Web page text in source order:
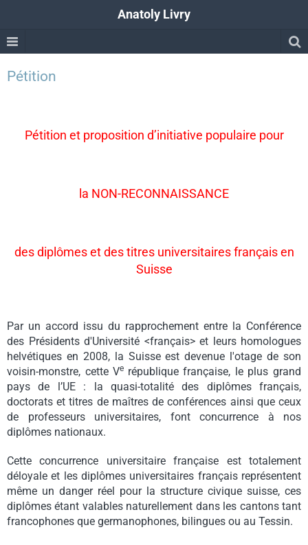
Anatoly Livry
Pétition
Pétition et proposition d’initiative populaire pour
la NON-RECONNAISSANCE
des diplômes et des titres universitaires français en
Suisse
Par un accord issu du rapprochement entre la Conférence
des Présidents d'Université <français> et leurs homologues
helvétiques en 2008, la Suisse est devenue l'otage de son
voisin-monstre, cette Ve république française, le plus grand
pays de l’UE : la quasi-totalité des diplômes français,
doctorats et titres de maîtres de conférences ainsi que ceux
de professeurs universitaires, font concurrence à nos
diplômes nationaux.
Cette concurrence universitaire française est totalement
déloyale et les diplômes universitaires français représentent
même un danger réel pour la structure civique suisse, ces
diplômes étant valables naturellement dans les cantons tant
francophones que germanophones, bilingues ou au Tessin.